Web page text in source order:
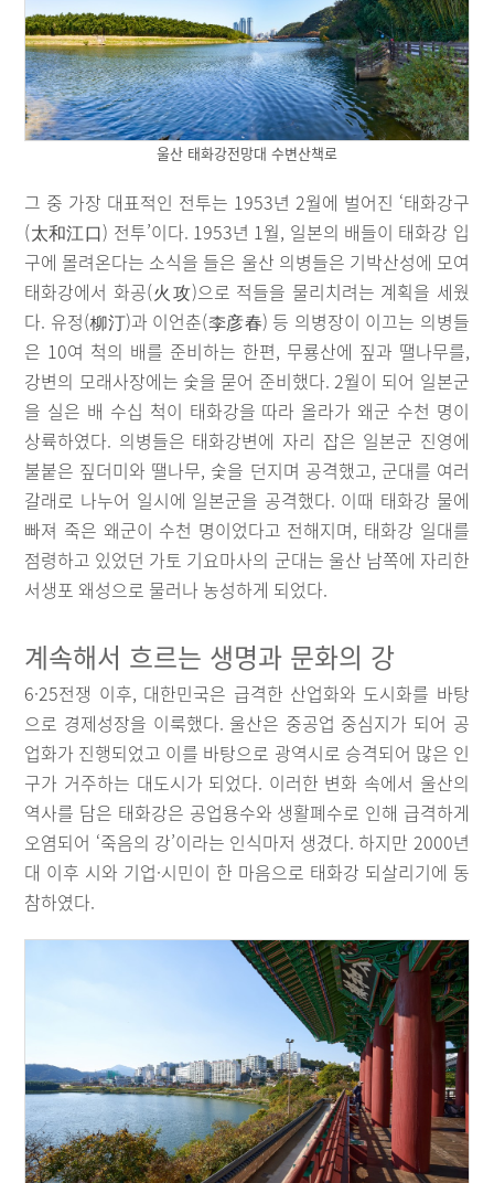
울산 태화강전망대 수변산책로
그 중 가장 대표적인 전투는 1953년 2월에 벌어진 ‘태화강구
(太和江口) 전투’이다. 1953년 1월, 일본의 배들이 태화강 입
구에 몰려온다는 소식을 들은 울산 의병들은 기박산성에 모여
태화강에서 화공(火攻)으로 적들을 물리치려는 계획을 세웠
다. 유정(柳汀)과 이언춘(李彦春) 등 의병장이 이끄는 의병들
은 10여 척의 배를 준비하는 한편, 무룡산에 짚과 땔나무를,
강변의 모래사장에는 숯을 묻어 준비했다. 2월이 되어 일본군
을 실은 배 수십 척이 태화강을 따라 올라가 왜군 수천 명이
상륙하였다. 의병들은 태화강변에 자리 잡은 일본군 진영에
불붙은 짚더미와 땔나무, 숯을 던지며 공격했고, 군대를 여러
갈래로 나누어 일시에 일본군을 공격했다. 이때 태화강 물에
빠져 죽은 왜군이 수천 명이었다고 전해지며, 태화강 일대를
점령하고 있었던 가토 기요마사의 군대는 울산 남쪽에 자리한
서생포 왜성으로 물러나 농성하게 되었다.
계속해서 흐르는 생명과 문화의 강
6·25전쟁 이후, 대한민국은 급격한 산업화와 도시화를 바탕
으로 경제성장을 이룩했다. 울산은 중공업 중심지가 되어 공
업화가 진행되었고 이를 바탕으로 광역시로 승격되어 많은 인
구가 거주하는 대도시가 되었다. 이러한 변화 속에서 울산의
역사를 담은 태화강은 공업용수와 생활폐수로 인해 급격하게
오염되어 ‘죽음의 강’이라는 인식마저 생겼다. 하지만 2000년
대 이후 시와 기업·시민이 한 마음으로 태화강 되살리기에 동
참하였다.